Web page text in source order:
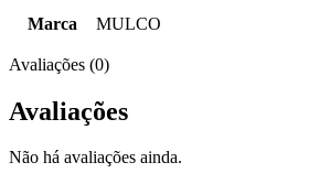
Marca MULCO
Avaliações (0)
Avaliações
Não há avaliações ainda.